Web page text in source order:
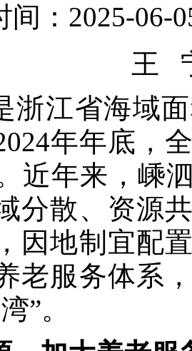
间：2025-
王
浙江省海域
年年底，
近年来，嵊
分散、资源
因地制宜配
老服务体系
”。